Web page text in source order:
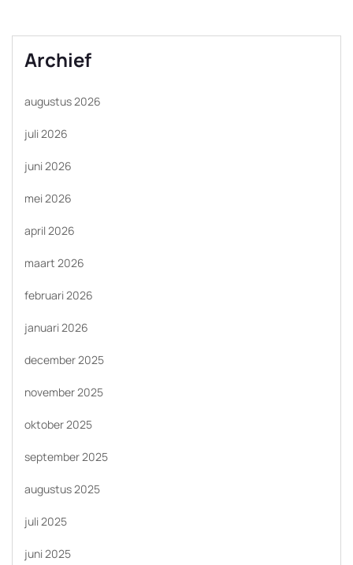
Archief
augustus 2026
juli 2026
juni 2026
mei 2026
april 2026
maart 2026
februari 2026
januari 2026
december 2025
november 2025
oktober 2025
september 2025
augustus 2025
juli 2025
juni 2025